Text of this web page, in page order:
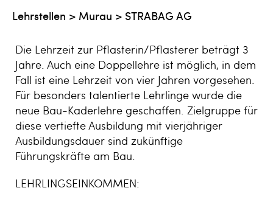
Lehrstellen > Murau > STRABAG AG
Die Lehrzeit zur Pflasterin/Pflasterer beträgt 3
Jahre. Auch eine Doppellehre ist möglich, in dem
Fall ist eine Lehrzeit von vier Jahren vorgesehen.
Für besonders talentierte Lehrlinge wurde die
neue Bau-Kaderlehre geschaffen. Zielgruppe für
diese vertiefte Ausbildung mit vierjähriger
Ausbildungsdauer sind zukünftige
Führungskräfte am Bau.
LEHRLINGSEINKOMMEN: